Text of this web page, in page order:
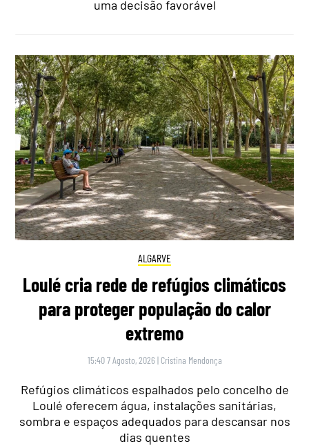
uma decisão favorável
ALGARVE
Loulé cria rede de refúgios climáticos
para proteger população do calor
extremo
15:40 7 Agosto, 2026 | Cristina Mendonça
Refúgios climáticos espalhados pelo concelho de
Loulé oferecem água, instalações sanitárias,
sombra e espaços adequados para descansar nos
dias quentes